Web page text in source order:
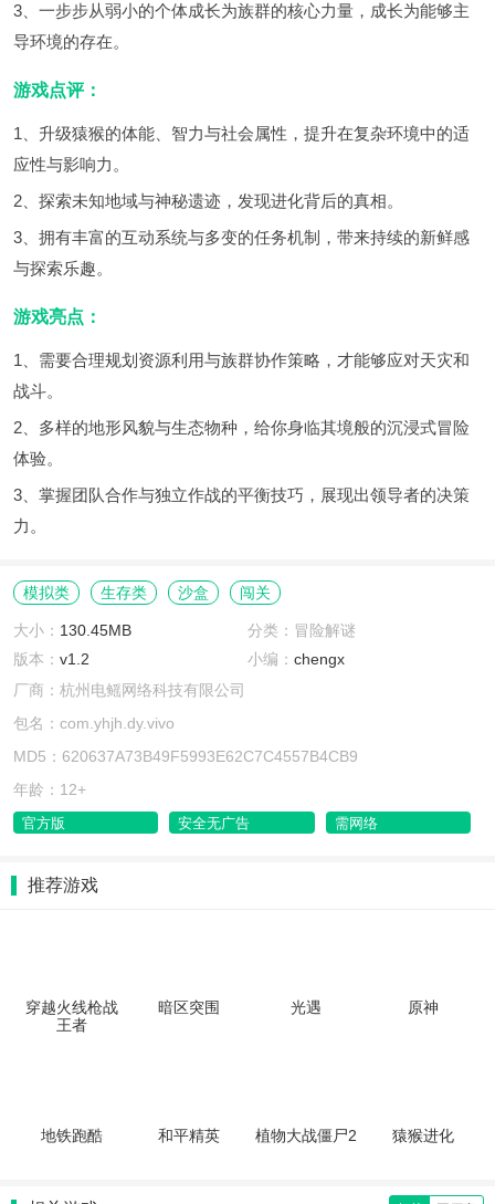
3、一步步从弱小的个体成长为族群的核心力量，成长为能够主
导环境的存在。
游戏点评：
1、升级猿猴的体能、智力与社会属性，提升在复杂环境中的适
应性与影响力。
2、探索未知地域与神秘遗迹，发现进化背后的真相。
3、拥有丰富的互动系统与多变的任务机制，带来持续的新鲜感
与探索乐趣。
游戏亮点：
1、需要合理规划资源利用与族群协作策略，才能够应对天灾和
战斗。
2、多样的地形风貌与生态物种，给你身临其境般的沉浸式冒险
体验。
3、掌握团队合作与独立作战的平衡技巧，展现出领导者的决策
力。
模拟类 生存类 沙盒 闯关
大小： 130.45MB
分类：冒险解谜
版本： v1.2 小编： chengx
厂商：杭州电鳐网络科技有限公司
包名：com.yhjh.dy.vivo
MD5：620637A73B49F5993E62C7C4557B4CB9
年龄：12+
官方版 安全无广告 需网络
推荐游戏
穿越火线枪战
王者
暗区突围 光遇 原神
地铁跑酷 和平精英 植物大战僵尸2 猿猴进化